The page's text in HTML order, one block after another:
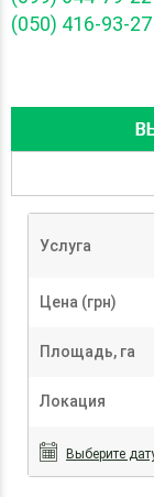
(050) 416-93-27
Услуга
Цена (грн)
Площадь, га
Локация
Выберите